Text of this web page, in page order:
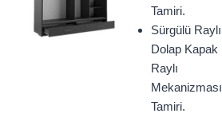
Tamiri.
Sürgülü Raylı
Dolap Kapak
Raylı
Mekanizması
Tamiri.